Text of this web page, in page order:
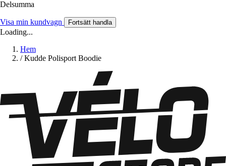
Delsumma
Visa min kundvagn Fortsätt handla
Loading...
Hem
/ Kudde Polisport Boodie